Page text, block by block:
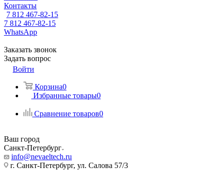
Контакты
7 812 467-82-15
7 812 467-82-15
WhatsApp
Заказать звонок
Задать вопрос
Войти
Корзина0
Избранные товары0
Сравнение товаров0
Ваш город
Санкт-Петербург
info@nevaeltech.ru
г. Санкт-Петербург, ул. Салова 57/3